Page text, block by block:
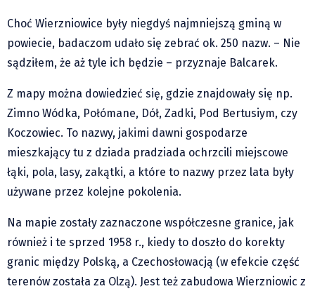
Sport
Czytelnicy piszą
Obiektyw Głosu
Fotoreportaże
studio glos.live
Głos Brandysa
YouTube glos.live
Mrózek i Maćkowiak
PODCAST "GŁOS MAMY"
STREFA PREMIUM
Choć Wierzniowice były niegdyś najmniejszą gminą w
powiecie, badaczom udało się zebrać ok. 250 nazw. – Nie
sądziłem, że aż tyle ich będzie – przyznaje Balcarek.
Z mapy można dowiedzieć się, gdzie znajdowały się np.
Zimno Wódka, Połómane, Dół, Zadki, Pod Bertusiym, czy
Koczowiec. To nazwy, jakimi dawni gospodarze
mieszkający tu z dziada pradziada ochrzcili miejscowe
łąki, pola, lasy, zakątki, a które to nazwy przez lata były
używane przez kolejne pokolenia.
Na mapie zostały zaznaczone współczesne granice, jak
również i te sprzed 1958 r., kiedy to doszło do korekty
granic między Polską, a Czechosłowacją (w efekcie część
terenów została za Olzą). Jest też zabudowa Wierzniowic z